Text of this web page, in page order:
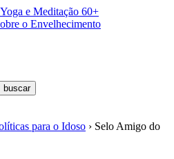
e Meditação 60+
o Envelhecimento
para o Idoso › Selo Amigo do